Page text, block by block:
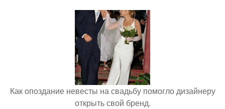
Как опоздание невесты на свадьбу помогло дизайнеру
открыть свой бренд.